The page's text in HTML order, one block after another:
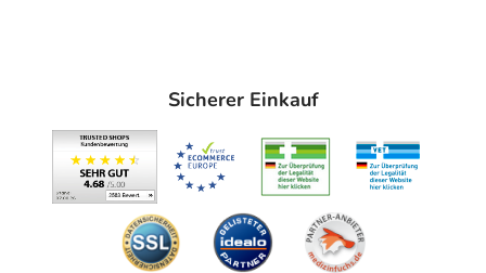
Sicherer Einkauf